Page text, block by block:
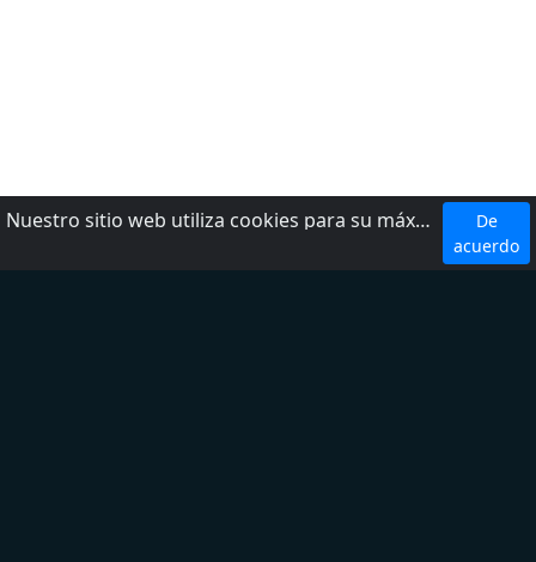
Nuestro sitio web utiliza cookies para su máxima comodidad. Al utilizar el sitio web, usted acepta el uso de cookies.
De
acuerdo